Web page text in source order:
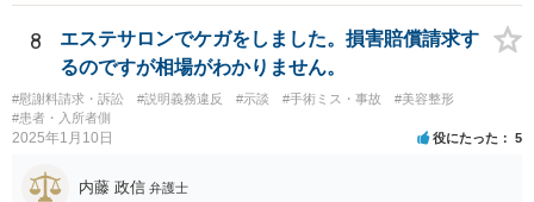
程度にはなると思います。
8
エステサロンでケガをしました。損害賠償請求す
るのですが相場がわかりません。
#慰謝料請求・訴訟 #説明義務違反 #示談 #手術ミス・事故
#美容整形
#患者・入所者側
2025年1月10日 役にたった 5
内藤 政信 弁護士